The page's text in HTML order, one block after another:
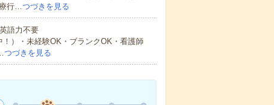
行…つづきを見る
語力不要
）・未経験OK・ブランクOK・看護師
つづきを見る